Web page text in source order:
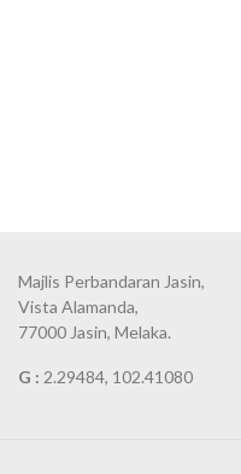
Majlis Perbandaran Jasin,
Vista Alamanda,
77000 Jasin, Melaka.
G : 2.29484, 102.41080